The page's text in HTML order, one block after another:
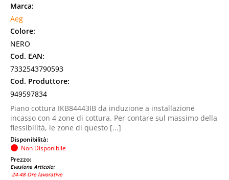
Marca:
Aeg
Colore:
NERO
Cod. EAN:
7332543790593
Cod. Produttore:
949597834
Piano cottura IKB84443IB da induzione a installazione
incasso con 4 zone di cottura. Per contare sul massimo della
flessibilità, le zone di questo [...]
Disponibilità:
Non Disponibile
Prezzo:
Evasione Articolo:
24-48 Ore lavorative